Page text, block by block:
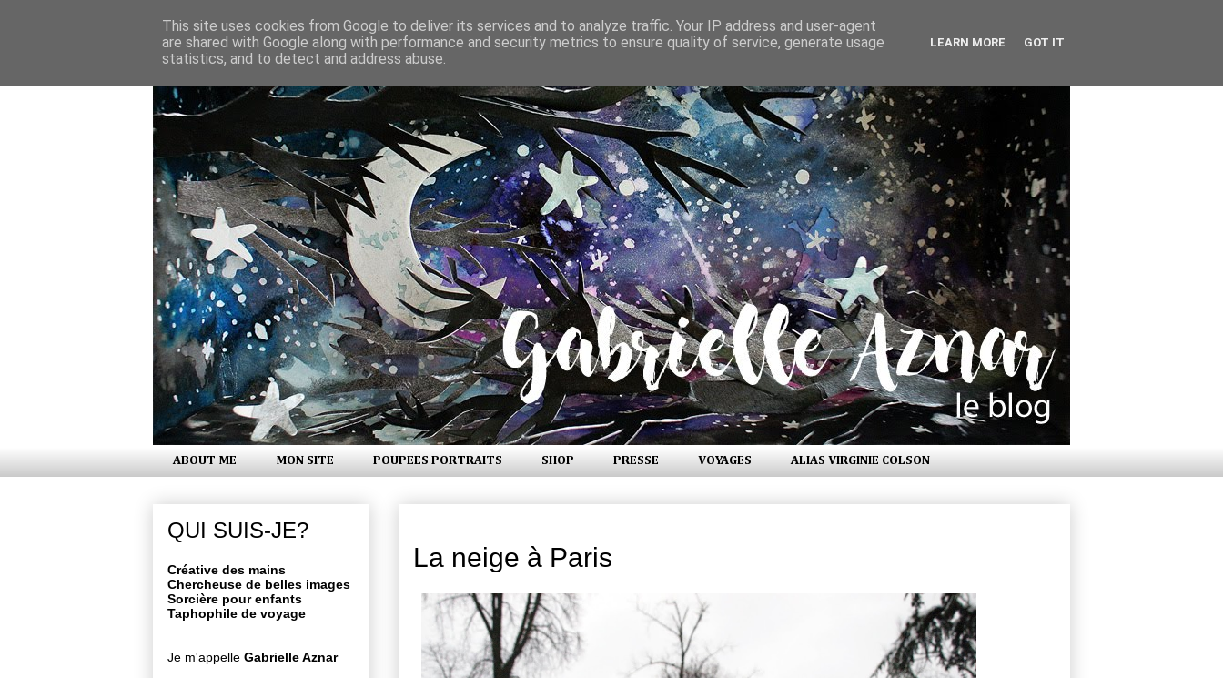
ABOUT ME MON SITE POUPEES PORTRAITS SHOP PRESSE VOYAGES ALIAS VIRGINIE COLSON
La neige à Paris
QUI SUIS-JE?
Créative des mains
Chercheuse de belles images
Sorcière pour enfants
Taphophile de voyage
Je m'appelle Gabrielle Aznar
This site uses cookies from Google to deliver its services and to analyze traffic. Your IP address and user-agent
are shared with Google along with performance and security metrics to ensure quality of service, generate usage
statistics, and to detect and address abuse.
LEARN MORE GOT IT